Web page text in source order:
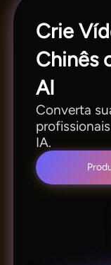
Crie
Chinês
AI
Converta
IA.